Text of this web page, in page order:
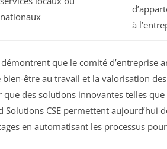
nationaux
à
que le comité d’entreprise
être au travail et la valorisation des
des solutions innovantes telles que
Solutions CSE permettent aujourd’hui
en automatisant les processus